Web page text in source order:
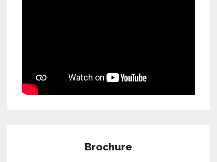
Brochure